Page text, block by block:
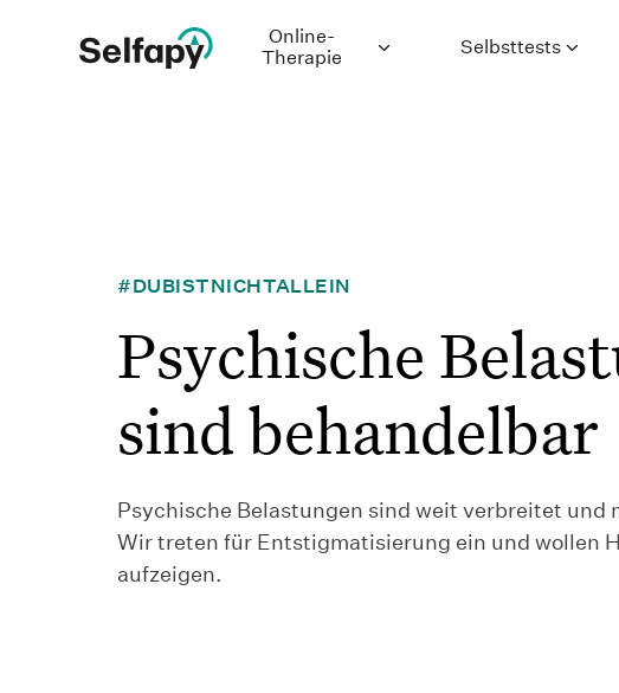
Online-
Therapie
Störung
Bulimie
Schmerzen
Selbsttests
#DUBISTNICHTALLEIN
Psychische
sind behandelbar
Psychische Belastungen sind weit verbreitet und
Wir treten für Entstigmatisierung ein und wollen
aufzeigen.